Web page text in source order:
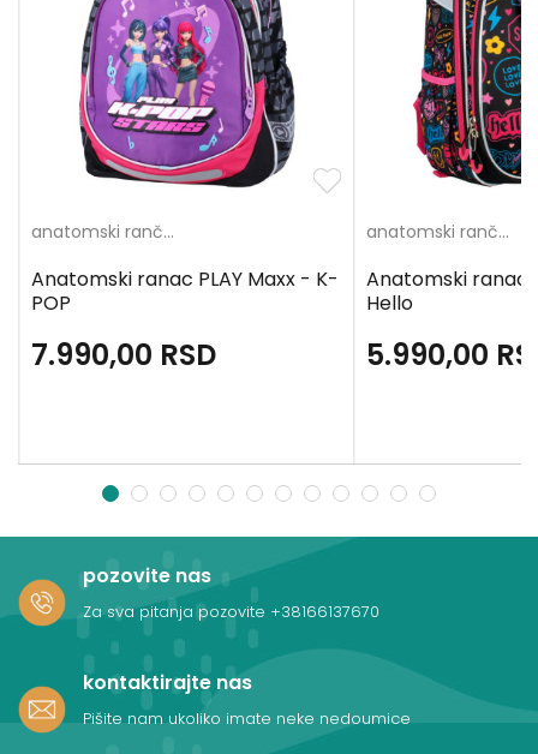
anatomski rančevi
Anatomski ranac PLAY Maxx - K-
POP
7.990,00 RSD
anatomski rančevi
Anatomski ranac
Hello
5.990,00
1 2 3 4 5 6 7 8 9 10 11 12
pozovite nas
Za sva pitanja pozovite +38166137670
kontaktirajte nas
Pišite nam ukoliko imate neke nedoumice